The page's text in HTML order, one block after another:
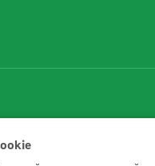
городское поселение